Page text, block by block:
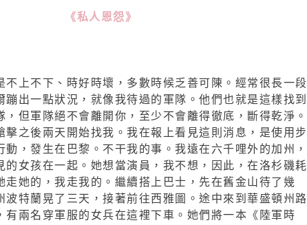
《私人恩怨》
不上不下、時好時壞，多數時候乏善可陳。經常很長一段
蹦出一點狀況，就像我待過的軍隊。他們也就是這樣找到
，但軍隊絕不會離開你，至少不會離得徹底，斷得乾淨。
擊之後兩天開始找我。我在報上看見這則消息，是使用步
動，發生在巴黎。不干我的事。我遠在六千哩外的加州，
的女孩在一起。她想當演員，我不想，因此，在洛杉磯耗
走她的，我走我的。繼續搭上巴士，先在舊金山待了幾
波特蘭晃了三天，接著前往西雅圖。途中來到華盛頓州路
有兩名穿軍服的女兵在這裡下車。她們將一本《陸軍時